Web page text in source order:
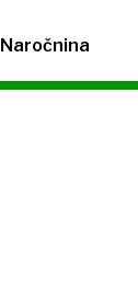
Naročnina